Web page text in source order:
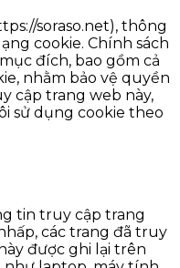
soraso.net), thông
cookie. Chính sách
đích, bao gồm cả
nhằm bảo vệ quyền
cập trang web này,
sử dụng cookie theo
tin truy cập trang
các trang đã truy
được ghi lại trên